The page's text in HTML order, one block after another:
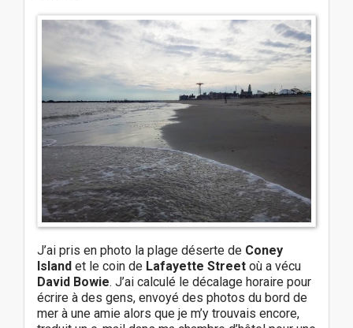
J’ai pris en photo la plage déserte de Coney
Island et le coin de Lafayette Street où a vécu
David Bowie. J’ai calculé le décalage horaire pour
écrire à des gens, envoyé des photos du bord de
mer à une amie alors que je m’y trouvais encore,